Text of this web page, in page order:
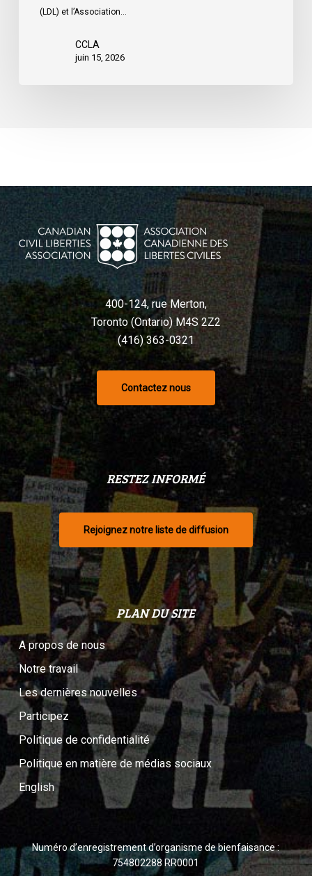
(LDL) et l’Association…
CCLA
juin 15, 2026
400-124, rue Merton,
Toronto (Ontario) M4S 2Z2
(416) 363-0321
Contactez nous
RESTEZ INFORMÉ
Rejoignez notre liste de diffusion
PLAN DU SITE
A propos de nous
Notre travail
Les dernières nouvelles
Participez
Politique de confidentialité
Politique en matière de médias sociaux
English
Numéro d’enregistrement d’organisme de bienfaisance :
754802288 RR0001